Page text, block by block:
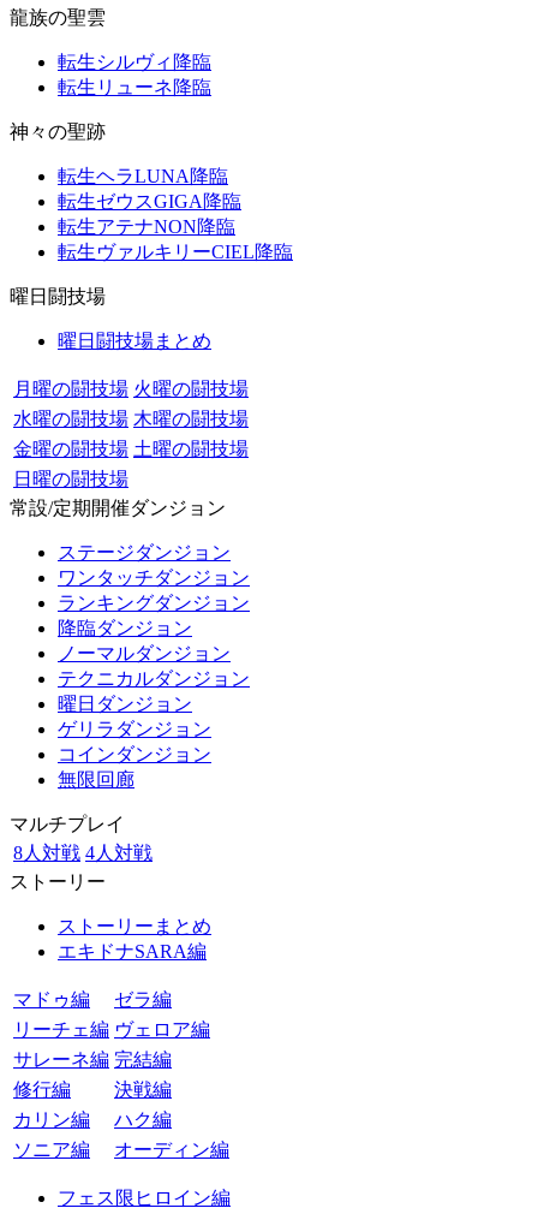
龍族の聖雲
転生シルヴィ降臨
転生リューネ降臨
神々の聖跡
転生ヘラLUNA降臨
転生ゼウスGIGA降臨
転生アテナNON降臨
転生ヴァルキリーCIEL降臨
曜日闘技場
曜日闘技場まとめ
月曜の闘技場 火曜の闘技場
水曜の闘技場 木曜の闘技場
金曜の闘技場 土曜の闘技場
日曜の闘技場
常設/定期開催ダンジョン
ステージダンジョン
ワンタッチダンジョン
ランキングダンジョン
降臨ダンジョン
ノーマルダンジョン
テクニカルダンジョン
曜日ダンジョン
ゲリラダンジョン
コインダンジョン
無限回廊
マルチプレイ
8人対戦 4人対戦
ストーリー
ストーリーまとめ
エキドナSARA編
マドゥ編
ゼラ編
リーチェ編 ヴェロア編
サレーネ編 完結編
修行編
決戦編
カリン編
ハク編
ソニア編
オーディン編
フェス限ヒロイン編